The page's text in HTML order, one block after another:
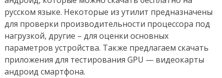
русском языке. Некоторые из утилит предназначены
для проверки производительности процессора под
нагрузкой, другие – для оценки основных
параметров устройства. Также предлагаем скачать
приложения для тестирования GPU — видеокарты
андроид смартфона.